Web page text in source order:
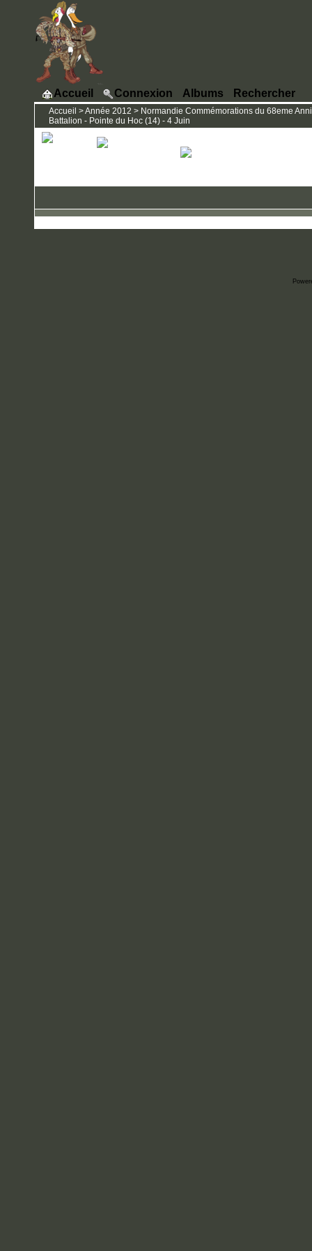
Accueil Connexion Albums Rechercher
Accueil >Année 2012 > Normandie Commémorations du 68eme
Battalion - Pointe du Hoc (14) - 4 Juin